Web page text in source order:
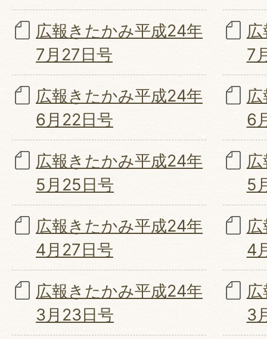
広報きたかみ平成24年
7月27日号
7
広報きたかみ平成24年
6月22日号
6
広報きたかみ平成24年
5月25日号
5
広報きたかみ平成24年
4月27日号
4
広報きたかみ平成24年
3月23日号
3